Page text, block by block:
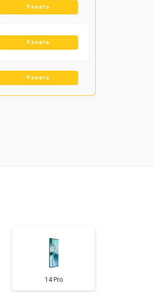
Узнать
Узнать
Узнать
Узнать
Узнать
14 Pro